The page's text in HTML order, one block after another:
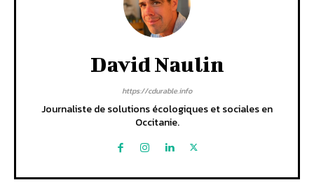
David Naulin
https://cdurable.info
Journaliste de solutions écologiques et sociales en
Occitanie.